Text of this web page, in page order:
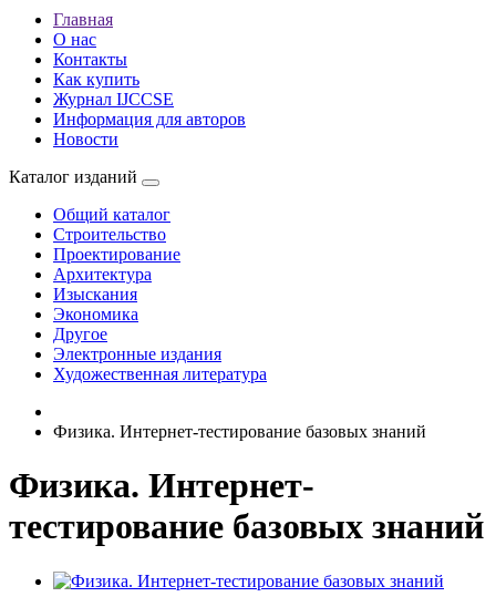
Главная
О нас
Контакты
Как купить
Журнал IJCCSE
Информация для авторов
Новости
Каталог изданий
Общий каталог
Строительство
Проектирование
Архитектура
Изыскания
Экономика
Другое
Электронные издания
Художественная литература
Физика. Интернет-тестирование базовых знаний
Физика. Интернет-
тестирование базовых знаний